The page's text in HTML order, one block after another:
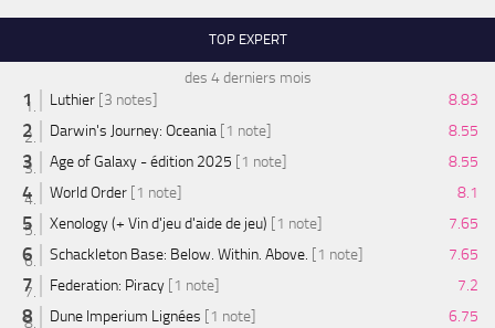
TOP EXPERT
des 4 derniers mois
Luthier [3 notes]
8.83
Darwin's Journey: Oceania [1 note]
8.55
Age of Galaxy - édition 2025 [1 note]
8.55
World Order [1 note]
8.1
Xenology (+ Vin d'jeu d'aide de jeu) [1 note]
7.65
Schackleton Base: Below. Within. Above. [1 note]
7.65
Federation: Piracy [1 note]
7.2
Dune Imperium Lignées [1 note]
6.75